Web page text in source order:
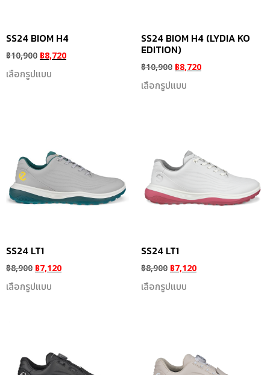
SS24 BIOM H4
฿10,900 ฿8,720
เลือกรูปแบบ
SS24 BIOM H4 (LYDIA KO
EDITION)
฿10,900 ฿8,720
เลือกรูปแบบ
SS24 LT1
฿8,900 ฿7,120
เลือกรูปแบบ
SS24 LT1
฿8,900 ฿7,120
เลือกรูปแบบ